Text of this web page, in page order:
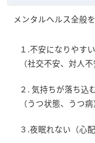
メンタルヘルス全般
１.不安になりやすい
（社交不安、対人
２. 気持ちが落ち込
（うつ状態、うつ病
３.夜眠れない（心